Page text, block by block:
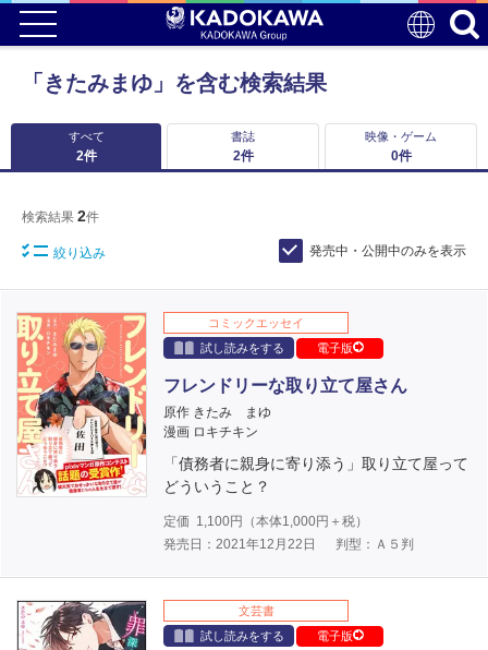
「きたみまゆ」を含む検索結果
すべて
2件
書誌
2件
映像・ゲーム
0件
検索結果 2件
絞り込み 発売中・公開中のみを表示
コミックエッセイ
試し読みをする
電子版
フレンドリーな取り立て屋さん
原作 きたみ まゆ
漫画 ロキチキン
「債務者に親身に寄り添う」取り立て屋って
どういうこと？
定価 1,100円（本体1,000円＋税）
発売日：2021年12月22日
判型：Ａ５判
文芸書
試し読みをする
電子版